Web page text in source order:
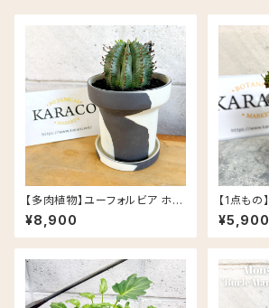
【多肉植物】ユーフォルビア ホリ
ダ PLUS the green FIKA PO
T セサミラテ
¥8,900
【1点もの】良型 ユ
峨眉山 信
¥5,900